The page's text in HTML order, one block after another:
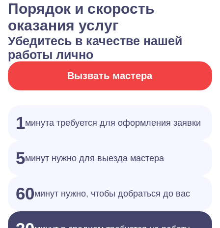
Порядок и скорость
оказания услуг
Убедитесь в качестве нашей
работы лично
Вызвать мастера
1минута требуется для оформления заявки
5минут нужно для выезда мастера
60минут нужно, чтобы добраться до вас